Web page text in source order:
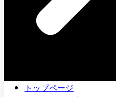
トップページ